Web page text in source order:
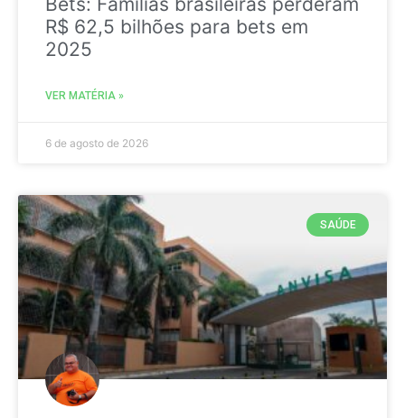
R$ 62,5 bilhões para bets em
2025
VER MATÉRIA »
6 de agosto de 2026
SAÚDE